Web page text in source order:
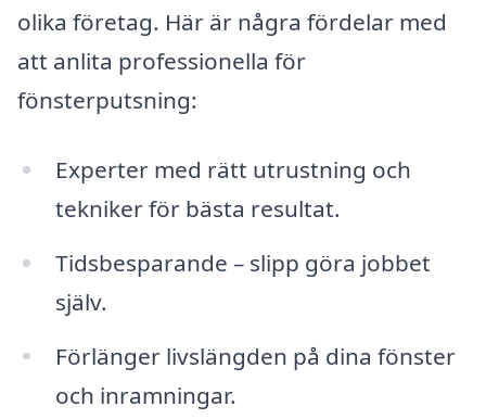
olika företag. Här är några fördelar med
att anlita professionella för
fönsterputsning:
Experter med rätt utrustning och
tekniker för bästa resultat.
Tidsbesparande – slipp göra jobbet
själv.
Förlänger livslängden på dina fönster
och inramningar.